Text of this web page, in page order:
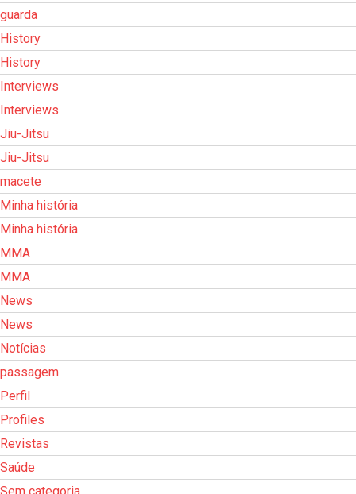
guarda
History
History
Interviews
Interviews
Jiu-Jitsu
Jiu-Jitsu
macete
Minha história
Minha história
MMA
MMA
News
News
Notícias
passagem
Perfil
Profiles
Revistas
Saúde